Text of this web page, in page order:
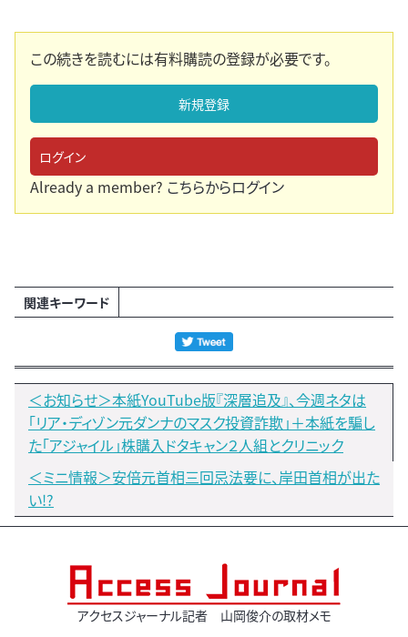
この続きを読むには有料購読の登録が必要です。
新規登録
ログイン
Already a member? こちらからログイン
関連キーワード
＜お知らせ＞本紙YouTube版『深層追及』、今週ネタは
「リア・ディゾン元ダンナのマスク投資詐欺」＋本紙を騙し
た「アジャイル」株購入ドタキャン２人組とクリニック
＜ミニ情報＞安倍元首相三回忌法要に、岸田首相が出た
い!?
アクセスジャーナル記者 山岡俊介の取材メモ